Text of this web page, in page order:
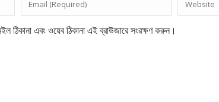
ঠিকানা এবং ওয়েব ঠিকানা এই ব্রাউজারে সংরক্ষণ করুন।